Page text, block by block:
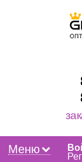
Меню